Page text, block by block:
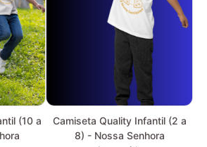
2, 4, 6, 8, 10, 12, 14